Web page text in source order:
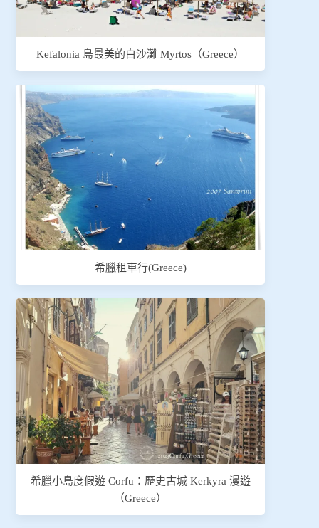
Kefalonia 島最美的白沙灘 Myrtos（Greece）
希臘租車行(Greece)
希臘小島度假遊 Corfu：歷史古城 Kerkyra 漫遊
（Greece）